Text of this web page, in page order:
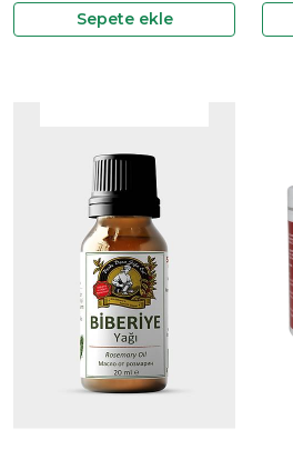
Sepete ekle